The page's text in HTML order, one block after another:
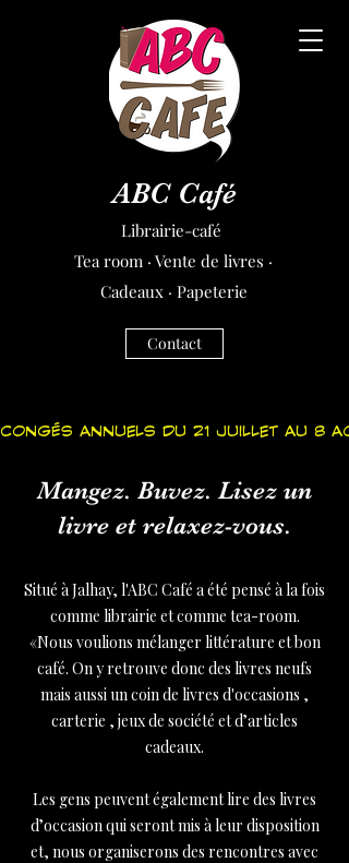
ABC Café
Librairie-café
Tea room · Vente de livres ·
Cadeaux · Papeterie
Contact
CONGÉS ANNUELS DU 21 JUILLET AU 8
Mangez. Buvez. Lisez un
livre et relaxez-vous.
Situé à Jalhay, l'ABC Café a été pensé à la fois
comme librairie et comme tea-room.
«Nous voulions mélanger littérature et bon
café. On y retrouve donc des livres neufs
mais aussi un coin de livres d'occasions ,
carterie , jeux de société et d’articles
cadeaux.
Les gens peuvent également lire des livres
d’occasion qui seront mis à leur disposition
et, nous organiserons des rencontres avec